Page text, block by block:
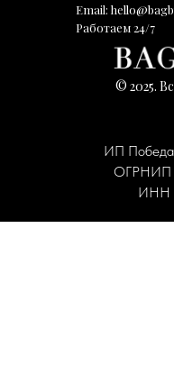
© 2025.
Email:
Работаем 24/7
ИП Победа
ОГРНИП
ИНН